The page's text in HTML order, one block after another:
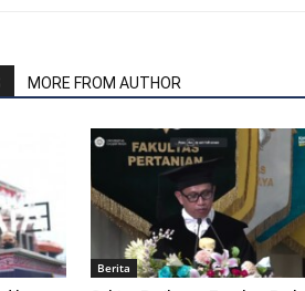
MORE FROM AUTHOR
Berita